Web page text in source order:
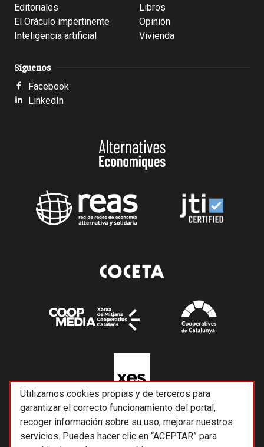
Utilizamos cookies propias y de terceros para
garantizar el correcto funcionamiento del portal,
recoger información sobre su uso, mejorar nuestros
servicios. Puedes hacer clic en “ACEPTAR” para
Editoriales
El Oráculo impertinente
Inteligencia artificial
Libros
Opinión
Vivienda
Síguenos
Facebook
LinkedIn